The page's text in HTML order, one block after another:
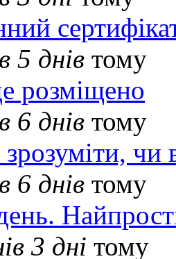
5 днів тому
розміщено
6 днів тому
чи
6 днів тому
3 дні тому